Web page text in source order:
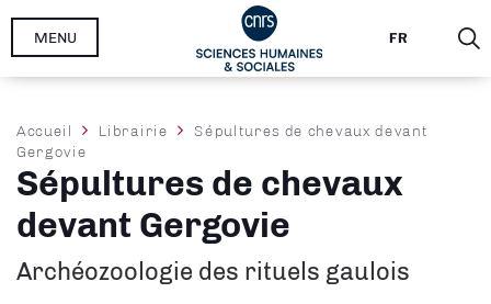
Aller
FR
MENU
Fil
d'Ariane
Accueil Librairie
Sépultures de chevaux devant
Gergovie
Sépultures de chevaux
devant Gergovie
Archéozoologie des rituels gaulois